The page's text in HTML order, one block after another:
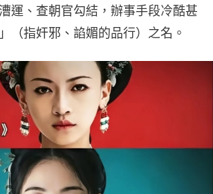
運、查朝官勾結，辦事手段冷酷甚
（指奸邪、諂媚的品行）之名。